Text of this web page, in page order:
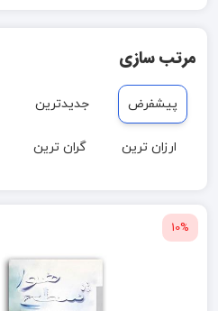
مرتب سازی
پیشفرض جدیدترین
ارزان ترین گران ترین
10%